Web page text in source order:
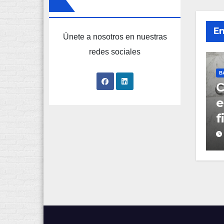
Únete a nosotros en nuestras
redes sociales